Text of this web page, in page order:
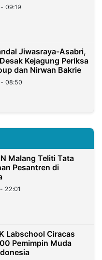
09:19
Jiwasraya-Asabri,
Kejagung Periksa
dan Nirwan Bakrie
08:50
Malang Teliti Tata
Pesantren di
22:01
Labschool Ciracas
Pemimpin Muda